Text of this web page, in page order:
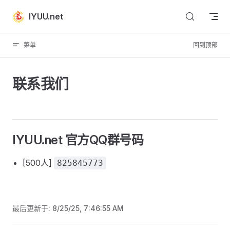
Skip to content
IYUU.net
菜单 回到顶部
联系我们
IYUU.net 官方QQ群号码
[500人] 825845773
最后更新于: 8/25/25, 7:46:55 AM